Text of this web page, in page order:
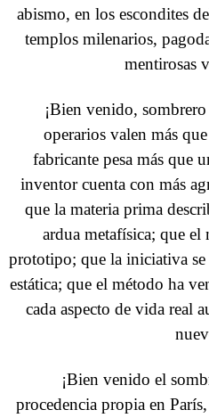
abismo, en los escondites
templos milenarios,
mentirosas
¡Bien venido,
operarios valen más
fabricante pesa más que
inventor cuenta con más
que la materia prima
ardua metafísica; que
prototipo; que la iniciativa
estática; que el método ha
cada aspecto de vida real
¡Bien venido el
procedencia propia en